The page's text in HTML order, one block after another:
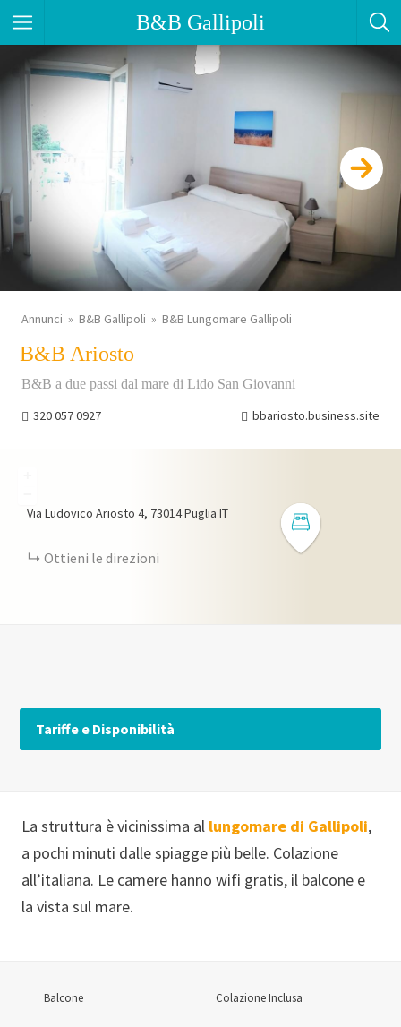
B&B Gallipoli
Annunci B&B Gallipoli B&B Lungomare Gallipoli
B&B Ariosto
B&B a due passi dal mare di Lido San Giovanni
320 057 0927 bbariosto.business.site
Via Ludovico Ariosto 4 73014Puglia IT
Ottieni le direzioni
Tariffe e Disponibilità
La struttura è vicinissima al lungomare di Gallipoli,
a pochi minuti dalle spiagge più belle. Colazione
all’italiana. Le camere hanno wifi gratis, il balcone e
la vista sul mare.
Balcone Colazione Inclusa